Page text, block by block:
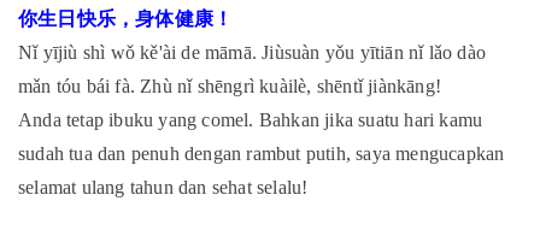
你生日快乐，身体健康！
Nǐ yījiù shì wǒ kě'ài de māmā. Jiùsuàn yǒu yītiān nǐ lǎo dào
mǎn tóu bái fà. Zhù nǐ shēngrì kuàilè, shēntǐ jiànkāng!
Anda tetap ibuku yang comel. Bahkan jika suatu hari kamu
sudah tua dan penuh dengan rambut putih, saya mengucapkan
selamat ulang tahun dan sehat selalu!